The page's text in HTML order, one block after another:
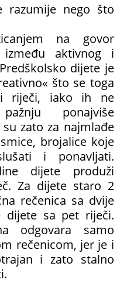
razumije nego što
na govor
aktivnog i
dijete je
što se toga
riječi, iako ih ne
ponajviše
zato za najmlađe
brojalice koje
i ponavljati.
dijete produži
Za dijete staro 2
rečenica sa dvije
dijete sa pet riječi.
odgovara samo
rečenicom, jer je i
i zato stalno